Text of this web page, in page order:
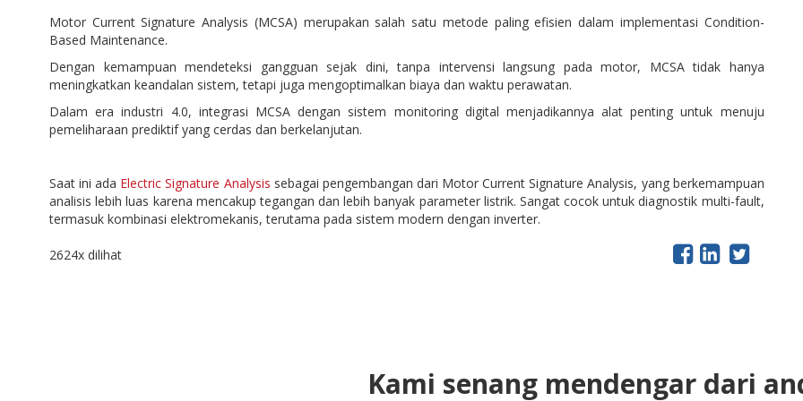
Motor Current Signature Analysis (MCSA) merupakan salah satu metode paling efisien dalam implementasi Condition-
Based Maintenance.
Dengan kemampuan mendeteksi gangguan sejak dini, tanpa intervensi langsung pada motor, MCSA tidak hanya
meningkatkan keandalan sistem, tetapi juga mengoptimalkan biaya dan waktu perawatan.
Dalam era industri 4.0, integrasi MCSA dengan sistem monitoring digital menjadikannya alat penting untuk menuju
pemeliharaan prediktif yang cerdas dan berkelanjutan.
Saat ini ada Electric Signature Analysis sebagai pengembangan dari Motor Current Signature Analysis, yang berkemampuan
analisis lebih luas karena mencakup tegangan dan lebih banyak parameter listrik. Sangat cocok untuk diagnostik multi-fault,
termasuk kombinasi elektromekanis, terutama pada sistem modern dengan inverter.
2624x dilihat
Kami senang mendengar dari